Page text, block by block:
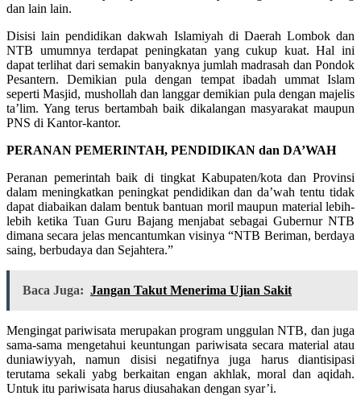
dan lain lain.
Disisi lain pendidikan dakwah Islamiyah di Daerah Lombok dan
NTB umumnya terdapat peningkatan yang cukup kuat. Hal ini
dapat terlihat dari semakin banyaknya jumlah madrasah dan Pondok
Pesantern. Demikian pula dengan tempat ibadah ummat Islam
seperti Masjid, mushollah dan langgar demikian pula dengan majelis
ta’lim. Yang terus bertambah baik dikalangan masyarakat maupun
PNS di Kantor-kantor.
PERANAN PEMERINTAH, PENDIDIKAN dan DA’WAH
Peranan pemerintah baik di tingkat Kabupaten/kota dan Provinsi
dalam meningkatkan peningkat pendidikan dan da’wah tentu tidak
dapat diabaikan dalam bentuk bantuan moril maupun material lebih-
lebih ketika Tuan Guru Bajang menjabat sebagai Gubernur NTB
dimana secara jelas mencantumkan visinya “NTB Beriman, berdaya
saing, berbudaya dan Sejahtera.”
Baca Juga: Jangan Takut Menerima Ujian Sakit
Mengingat pariwisata merupakan program unggulan NTB, dan juga
sama-sama mengetahui keuntungan pariwisata secara material atau
duniawiyyah, namun disisi negatifnya juga harus diantisipasi
terutama sekali yabg berkaitan engan akhlak, moral dan aqidah.
Untuk itu pariwisata harus diusahakan dengan syar’i.